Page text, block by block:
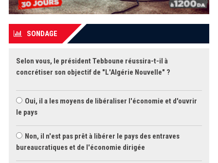
SONDAGE
Selon vous, le président Tebboune réussira-t-il à
concrétiser son objectif de "L'Algérie Nouvelle" ?
Oui, il a les moyens de libéraliser l'économie et d'ouvrir
le pays
Non, il n'est pas prêt à libérer le pays des entraves
bureaucratiques et de l'économie dirigée